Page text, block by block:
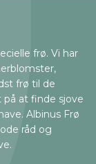
frø. Vi har
frø til de
at finde sjove
Albinus Frø
råd og